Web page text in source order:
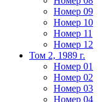
Номер 09
Номер 10
Номер 11
Номер 12
Том 2, 1989 г.
Номер 01
Номер 02
Номер 03
Номер 04